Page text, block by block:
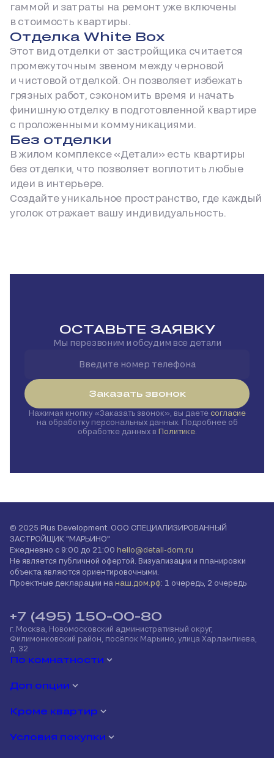
гаммой и затраты на ремонт уже включены
в стоимость квартиры.
Отделка White Box
Этот вид отделки от застройщика считается
промежуточным звеном между черновой
и чистовой отделкой. Он позволяет избежать
грязных работ, сэкономить время и начать
финишную отделку в подготовленной квартире
с проложенными коммуникациями.
Без отделки
В жилом комплексе «Детали» есть квартиры
без отделки, что позволяет воплотить любые
идеи в интерьере.
Создайте уникальное пространство, где каждый
уголок отражает вашу индивидуальность.
ОСТАВЬТЕ ЗАЯВКУ
Мы перезвоним и обсудим все детали
Заказать звонок
Нажимая кнопку Заказать звонок , вы даете согласие
на обработку персональных данных. Подробнее об
обработке данных в Политике.
© 2025 Plus Development. ООО СПЕЦИАЛИЗИРОВАННЫЙ
ЗАСТРОЙЩИК "МАРЬИНО"
Ежедневно с 9:00 до 21:00 hello@detali-dom.ru
Не является публичной офертой. Визуализации и планировки
объекта являются ориентировочными.
Проектные декларации на наш.дом.рф: 1 очередь, 2 очередь
По комнатности
Доп опции
Кроме квартир
Условия покупки
+7 (495) 150-00-80
г. Москва, Новомосковский административный округ,
Филимонковский район, посёлок Марьино, улица Харлампиева,
д. 32